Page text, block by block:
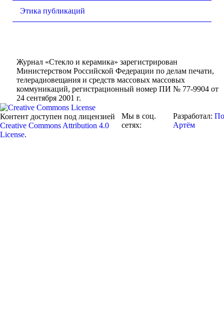
Этика публикаций
Журнал «Стекло и керамика» зарегистрирован
Министерством Российской Федерации по делам печати,
телерадиовещания и средств массовых массовых
коммуникаций, регистрационный номер ПИ № 77-9904 от
24 сентября 2001 г.
Контент доступен под лицензией
Creative Commons Attribution 4.0
License.
Мы в соц.
сетях:
Разработал:
Артём